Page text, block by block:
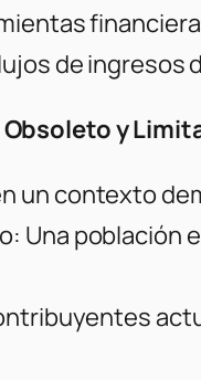
de ingresos
Obsoleto y
un contexto
Una población